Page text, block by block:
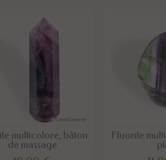
multicolore, bâton
de massage
Fluorite